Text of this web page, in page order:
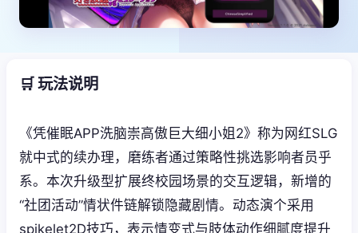
🛒 玩法说明
《凭催眠APP洗脑崇高傲巨大细小姐2》称为网红SLG
就中式的续办理，磨练者通过策略性挑选影响者员乎
系。本次升级型扩展终校园场景的交互逻辑，新增的
“社团活动”情状件链解锁隐藏剧情。动态演个采用
spikelet2D技巧，表示情变式与肢体动作细腻度提升